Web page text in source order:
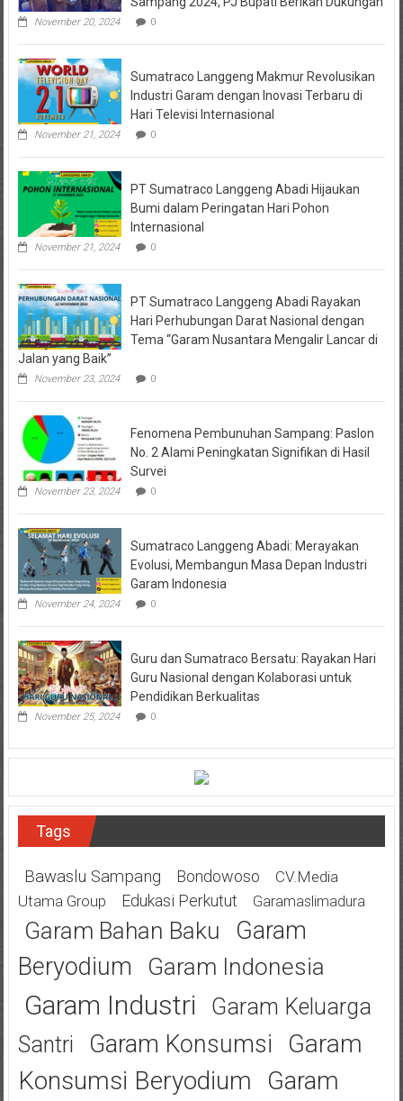
Penipuan
Kuasa
Korban
Desak
Penahanan
November 20, 2024 0
Sumatraco Langgeng Makmur Revolusikan
Industri Garam dengan Inovasi Terbaru di
Hari Televisi Internasional
November 21, 2024 0
PT Sumatraco Langgeng Abadi Hijaukan
Bumi dalam Peringatan Hari Pohon
Internasional
November 21, 2024 0
PT Sumatraco Langgeng Abadi Rayakan
Hari Perhubungan Darat Nasional dengan
Tema “Garam Nusantara Mengalir Lancar di
Jalan yang Baik”
November 23, 2024 0
Fenomena Pembunuhan Sampang: Paslon
No. 2 Alami Peningkatan Signifikan di Hasil
Survei
November 23, 2024 0
Sumatraco Langgeng Abadi: Merayakan
Evolusi, Membangun Masa Depan Industri
Garam Indonesia
November 24, 2024 0
Guru dan Sumatraco Bersatu: Rayakan Hari
Guru Nasional dengan Kolaborasi untuk
Pendidikan Berkualitas
November 25, 2024 0
Tags
Bawaslu Sampang Bondowoso
CV.Media
Utama Group
Edukasi Perkutut Garamaslimadura
Garam Bahan Baku
Garam
Beryodium
Garam Indonesia
Garam Industri
Garam Keluarga
Santri
Garam Konsumsi
Garam
Konsumsi Beryodium
Garam